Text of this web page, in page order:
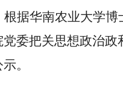
根据华南农业大学博
党委把关思想政治
。